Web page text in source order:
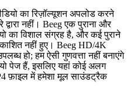
का रिज़ॉल्यूशन अपलोड करने
द्वारा नहीं। Beeg एक पुराना और
का विशाल संग्रह है, और कई पुराने
नहीं हुए। Beeg HD/4K
हो; हम ऐसी गुणवत्ता नहीं बनाएंगे
पेज हैं, इसलिए यहां कोई अलग
फ़ाइल में हमेशा मूल साउंडट्रैक